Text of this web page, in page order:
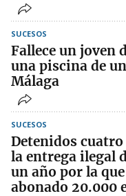
SUCESOS
Fallece un joven
una piscina de
Málaga
SUCESOS
Detenidos
la entrega ilegal
un año por la
abonado 20.000